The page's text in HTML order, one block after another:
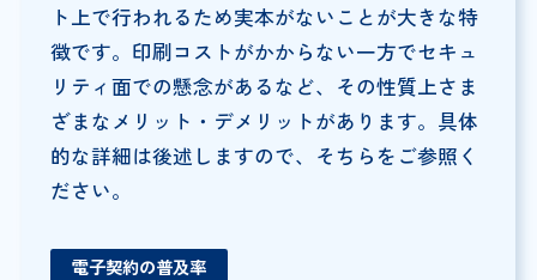
ト上で行われるため実本がないことが大きな特
徴です。印刷コストがかからない一方でセキュ
リティ面での懸念があるなど、その性質上さま
ざまなメリット・デメリットがあります。具体
的な詳細は後述しますので、そちらをご参照く
ださい。
電子契約の普及率